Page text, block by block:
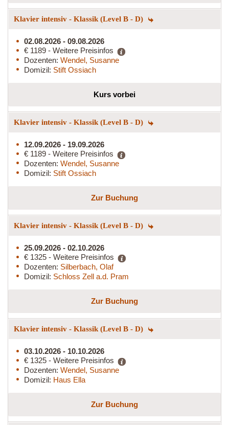
Klavier intensiv - Klassik (Level B - D)
02.08.2026 - 09.08.2026
€ 1189 - Weitere Preisinfos
Dozenten: Wendel, Susanne
Domizil: Stift Ossiach
Kurs vorbei
Klavier intensiv - Klassik (Level B - D)
12.09.2026 - 19.09.2026
€ 1189 - Weitere Preisinfos
Dozenten: Wendel, Susanne
Domizil: Stift Ossiach
Zur Buchung
Klavier intensiv - Klassik (Level B - D)
25.09.2026 - 02.10.2026
€ 1325 - Weitere Preisinfos
Dozenten: Silberbach, Olaf
Domizil: Schloss Zell a.d. Pram
Zur Buchung
Klavier intensiv - Klassik (Level B - D)
03.10.2026 - 10.10.2026
€ 1325 - Weitere Preisinfos
Dozenten: Wendel, Susanne
Domizil: Haus Ella
Zur Buchung